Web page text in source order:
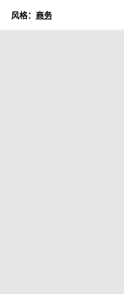
风格： 商务